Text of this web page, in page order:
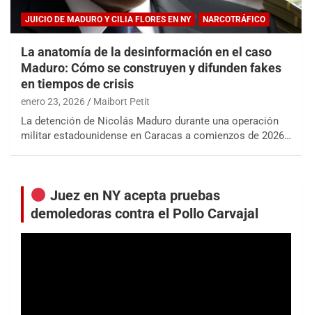
JUICIO DE MADURO Y CILIA FLORES EN NY NARCOTRÁFICO
La anatomía de la desinformación en el caso
Maduro: Cómo se construyen y difunden fakes
en tiempos de crisis
enero 23, 2026 Maibort Petit
La detención de Nicolás Maduro durante una operación
militar estadounidense en Caracas a comienzos de 2026…
Juez en NY acepta pruebas
demoledoras contra el Pollo Carvajal